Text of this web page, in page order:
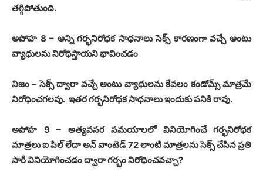
తగ్గిపోతుంది.
అపోహ 8 – అన్ని గర్భనిరోధక సాధనాలు సెక్స్ కారణంగా వచ్చే అంటు
వ్యాధులను నిరోధిస్తాయని భావించడం
నిజం– సెక్స్ ద్వారా వచ్చే అంటు వ్యాధులను కేవలం కండోమ్స్ మాత్రమే
నిరోధించగలవు. ఇతర గర్భనిరోధక సాధనాలు ఇందుకు పనికి రావు.
అపోహ 9 – అత్యవసర సమయాలలో వినియోగించే గర్భనిరోధక
మాత్రలు ఐ పిల్ లేదా అన్ వాంటెడ్72లాంటి మాత్రలను సెక్స్ చేసిన ప్రతి
సారీ వినియోగించడం ద్వారా గర్భం నిరోధించవచ్చా?